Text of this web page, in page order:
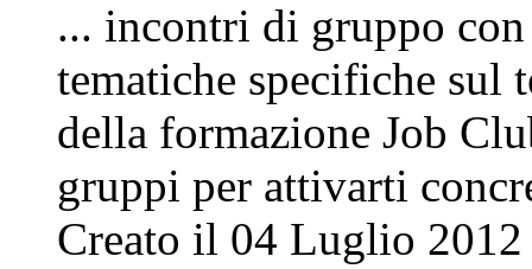
... incontri di gruppo
tematiche specifiche sul
della formazione Job
gruppi per attivarti
Creato il 04 Luglio 2012